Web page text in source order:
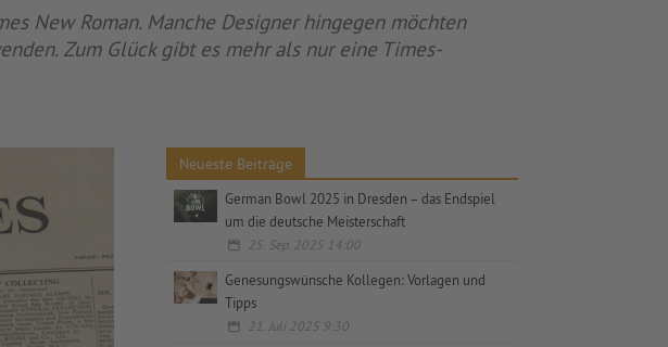
New Roman. Manche Designer hingegen möchten
Zum Glück gibt es mehr als nur eine Times-
Neueste Beiträge
German Bowl 2025 in Dresden – das Endspiel
um die deutsche Meisterschaft
25. Sep. 2025 14:00
Genesungswünsche Kollegen: Vorlagen und
Tipps
21. Juli 2025 9:30